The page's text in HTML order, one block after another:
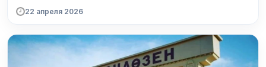
22 апреля 2026